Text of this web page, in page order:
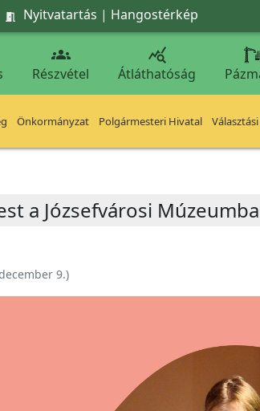
 Nyitvatartás | Hangostérkép

Részvétel

Átláthatóság
Önkormányzat Polgármesteri Hivatal
a Józsefvárosi
9.)